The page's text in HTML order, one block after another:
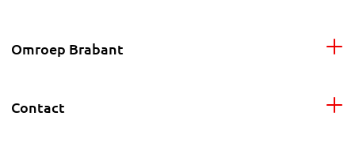
Omroep Brabant
Contact